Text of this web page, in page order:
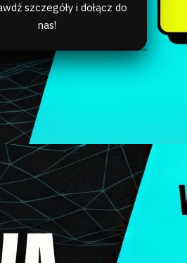
szczegóły i dołącz do
nas!